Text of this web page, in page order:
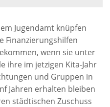
Jugendamt knüpfen
Finanzierungshilfen
wenn sie unter
ihre im jetzigen Kita-Jahr
und Gruppen in
Jahren erhalten bleiben
städtischen Zuschuss